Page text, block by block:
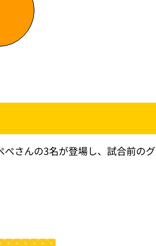
さんの3名が登場し、試合前のグ